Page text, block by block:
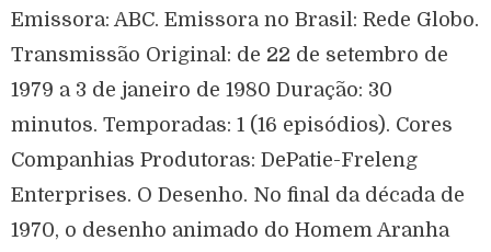
Emissora: ABC. Emissora no Brasil: Rede Globo.
Transmissão Original: de 22 de setembro de
1979 a 3 de janeiro de 1980 Duração: 30
minutos. Temporadas: 1 (16 episódios). Cores
Companhias Produtoras: DePatie-Freleng
Enterprises. O Desenho. No final da década de
1970, o desenho animado do Homem Aranha